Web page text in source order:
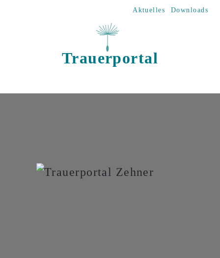
Aktuelles Downloads
Trauerportal